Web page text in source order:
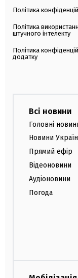
Політика
Політика
штучного інтелекту
Політика
додатку
Всі новини
Головні
Новини
Прямий ефір
Відеоновини
Аудіоновини
Погода